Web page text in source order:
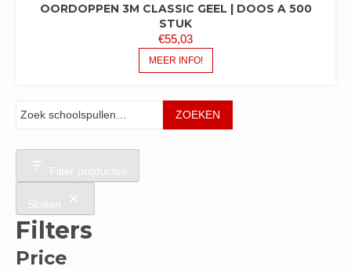
OORDOPPEN 3M CLASSIC GEEL | DOOS A 500
STUK
€55,03
MEER INFO!
ZOEKEN
Filter producten
Sluiten
Filters
Price